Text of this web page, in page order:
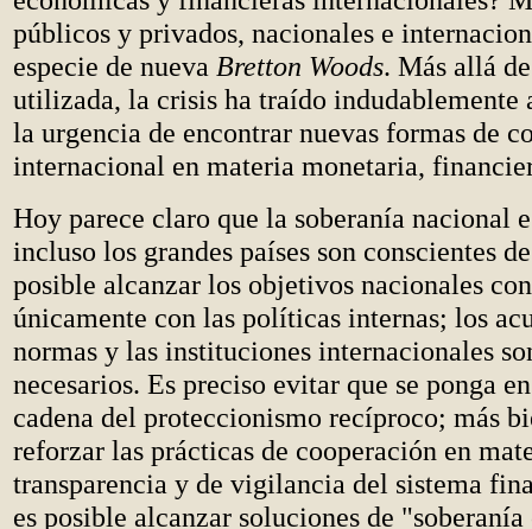
públicos y privados, nacionales e
especie de nueva Bretton Woods. Más allá
utilizada, la crisis ha traído indudablemente
la urgencia de encontrar nuevas formas de
internacional en materia monetaria,
Hoy parece claro que la soberanía nacional
incluso los grandes países son conscientes
posible alcanzar los objetivos nacionales
únicamente con las políticas internas; los
normas y las instituciones internacionales
necesarios. Es preciso evitar que se ponga
cadena del proteccionismo recíproco; más
reforzar las prácticas de cooperación en
transparencia y de vigilancia del sistema
es posible alcanzar soluciones de